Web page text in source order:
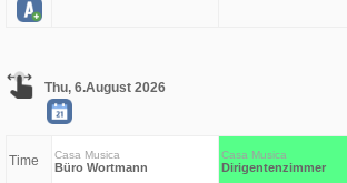
Thu, 6.August 2026
Time Casa Musica
Büro Wortmann
Casa Musica
Dirigentenzimmer